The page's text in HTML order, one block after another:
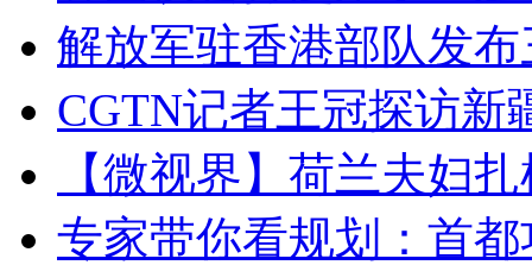
解放军驻香港部队发
CGTN记者王冠探访新
【微视界】荷兰夫妇
专家带你看规划：首